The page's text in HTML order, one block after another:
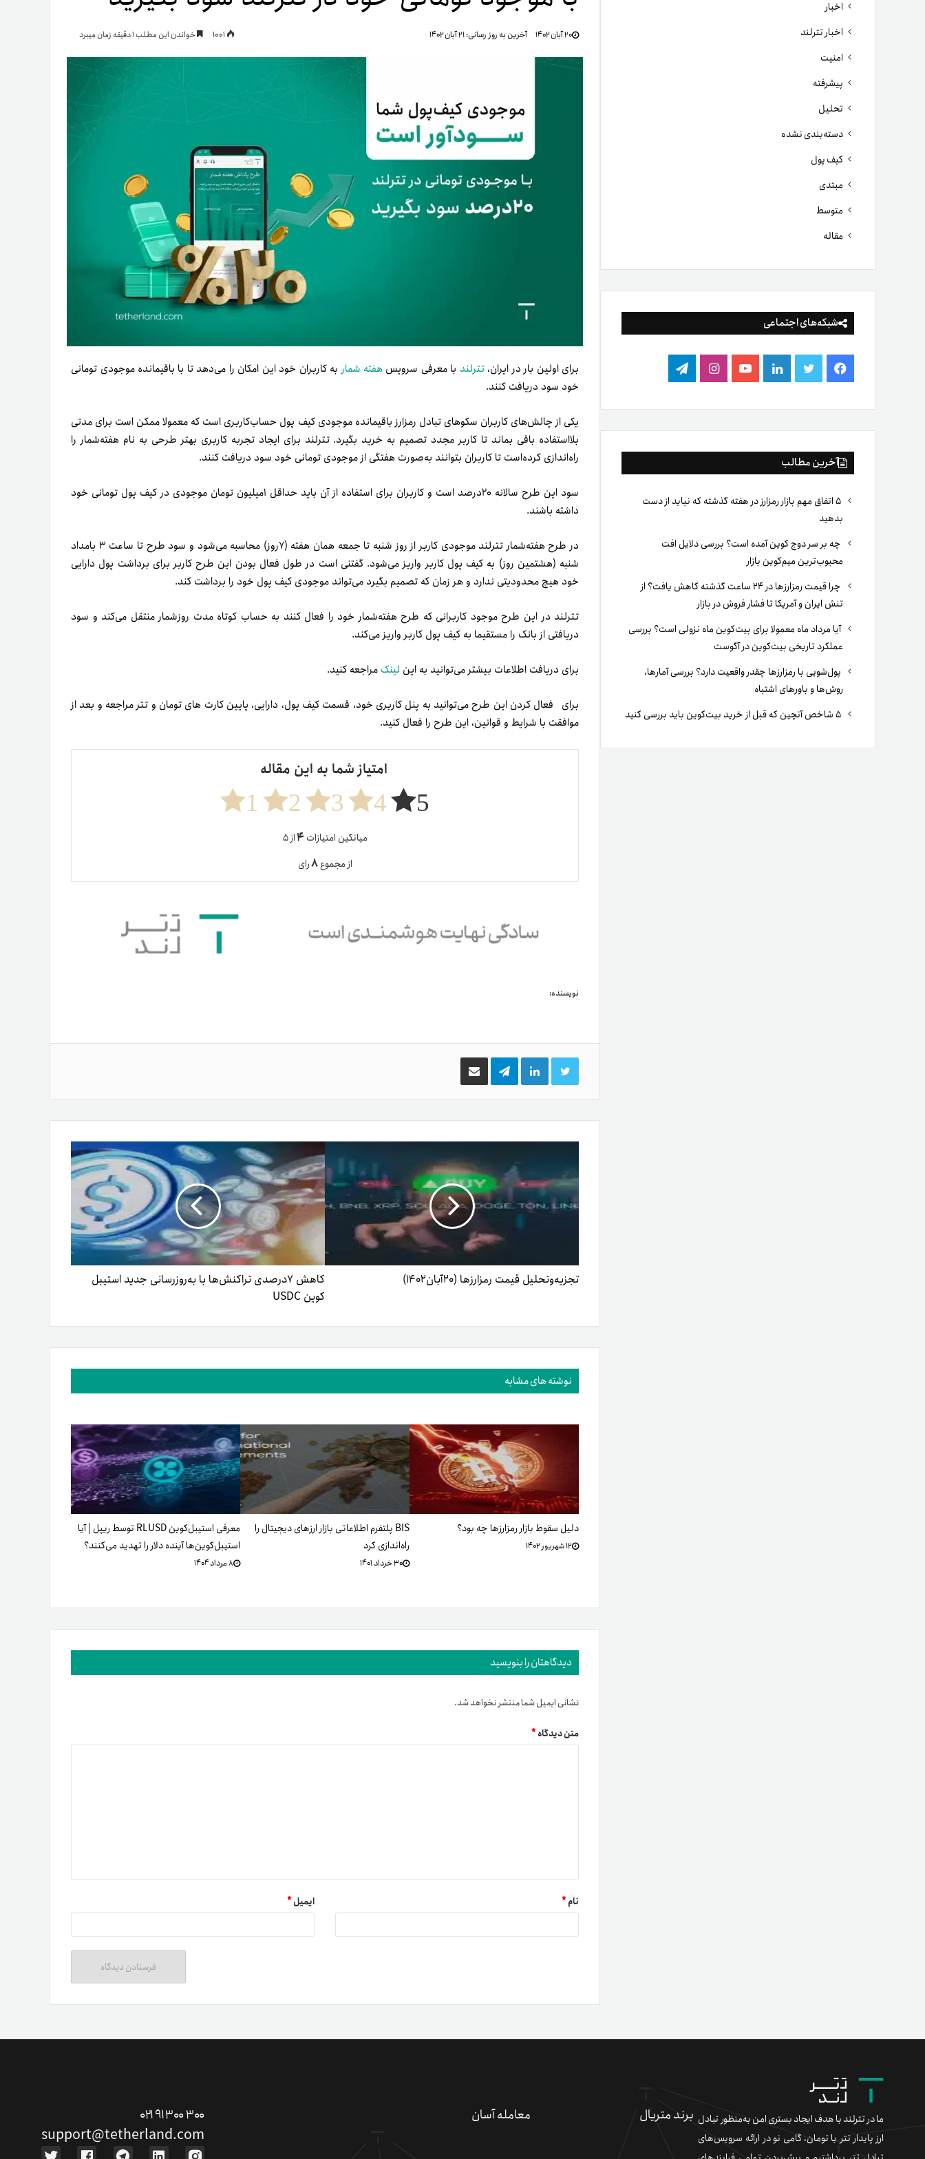
اخبار
اخبار تترلند
امنیت
پیشرفته
تحلیل
دسته‌بندی نشده
کیف پول
مبتدی
متوسط
مقاله
شبکه‌های اجتماعی
فیس
بوک
توییتر لینکدینیوتیوباینستاگرام
تلگرام
آخرین مطالب
۵ اتفاق مهم بازار رمزارز در هفته گذشته که نباید از دست
بدهید
چه بر سر دوج کوین آمده است؟ بررسی دلایل افت
محبوب‌ترین میم‌کوین بازار
چرا قیمت رمزارزها در ۲۴ ساعت گذشته کاهش یافت؟ از
تنش ایران و آمریکا تا فشار فروش در بازار
آیا مرداد ماه معمولا برای بیت‌کوین ماه نزولی است؟ بررسی
عملکرد تاریخی بیت‌کوین در آگوست
پول‌شویی با رمزارزها چقدر واقعیت دارد؟ بررسی آمارها،
روش‌ها و باورهای اشتباه
۲۰ آبان ۱۴۰۲ آخرین به روز رسانی:۲۱ آبان ۱۴۰۲ خواندن این مطلب 1 دقیقه زمان میبرد
برای اولین بار در ایران،تترلند با معرفی سرویسهفته شماربه کاربران خود این امکان را می‌دهد تا با باقیمانده موجودی تومانی
خود سود دریافت کنند.
یکی از چالش‌های کاربران سکوهای تبادل رمزارز باقیمانده موجودی کیف پول حساب‌کاربری است که معمولا ممکن است برای مدتی
بلااستفاده باقی بماند تا کاربر مجدد تصمیم به ‌خرید بگیرد. تترلند برای ایجاد تجربه کاربری بهتر طرحی به نام هفته‌شمار را
راه‌اندازی کرده‌است تا کاربران بتوانند به‌صورت هفتگی از موجودی تومانی خود سود دریافت کنند.
سود این طرح سالانه ۲۰درصد است و کاربران برای استفاده از آن باید حداقل ۱میلیون تومان موجودی در کیف پول تومانی خود
داشته باشند.
در طرح هفته‌شمار تترلند موجودی کاربر از روز شنبه تا جمعه همان هفته (۷روز) محاسبه می‌شود و سود طرح تا ساعت ۳ بامداد
شنبه (هشتمین روز) به کیف‌ پول کاربر واریز می‌شود. گفتنی است در طول فعال بودن این طرح کاربر برای برداشت پول دارایی
خود هیچ محدودیتی ندارد و هر زمان که تصمیم بگیرد می‌تواند موجودی کیف پول خود را برداشت کند.
تترلند در این طرح موجود کاربرانی که طرح هفته‌شمار خود را فعال کنند به حساب کوتاه مدت روزشمار منتقل می‌کند و سود
دریافتی از بانک را مستقیما به کیف پول کاربر واریز ‌می‌کند.
برای دریافت اطلاعات بیشتر می‌توانید به این لینک مراجعه کنید.
برای فعال کردن این طرح می‌توانید به پنل کاربری خود، قسمت کیف پول، دارایی، پایین کارت های تومان و تتر مراجعه و بعد از
موافقت با شرایط و قوانین، این طرح را فعال کنید.
امتیاز شما به این مقاله
5
4
3
2
1
میانگین امتیازات ۴از ۵
از مجموع۸رای
نویسنده:
توییتر لینکدینتلگرام اشتراک
گذاری
ایمیل
تجزیه‌وتحلیل قیمت رمزارزها (۲۰‌آبان‌۱۴۰۲)
کاهش ۷درصدی تراکنش‌ها با به‌روزرسانی جدید استیبل
کوین USDC
نوشته های مشابه
دلیل سقوط بازار رمزارزها چه بود؟
۱۲ شهریور ۱۴۰۲
BIS پلتفرم اطلاعاتی بازار ارزهای دیجیتال را
راه‌اندازی کرد
۳۰ خرداد ۱۴۰۱
معرفی استیبل‌کوین RLUSD توسط ریپل | آیا
استیبل‌کوین‌ها آینده دلار را تهدید می‌کنند؟
۸ مرداد ۱۴۰۴
دیدگاهتان را بنویسید
نشانی ایمیل شما منتشر نخواهد شد.
متن دیدگاه*
نام* ایمیل*
ما در تترلند با هدف ایجاد بستری امن به‌منظور تبادل
ارز پایدار تتر با تومان، گامی نو در ارائه سرویس‌های
برند متریال معامله آسان ۰۲۱ ۹۱ ۳۰۰ ۳۰۰
support@tetherland.com